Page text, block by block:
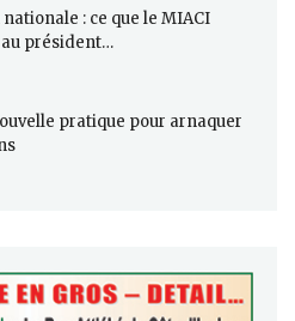
: ce que le MIACI
président…
pratique pour arnaquer